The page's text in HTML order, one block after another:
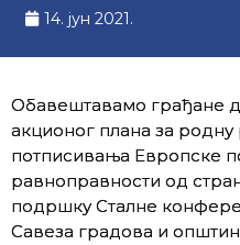
14. јун 2021.
Обавештавамо грађане
акционог плана за
потписивања Европске
равноправности од
подршку Сталне
Савеза градова и